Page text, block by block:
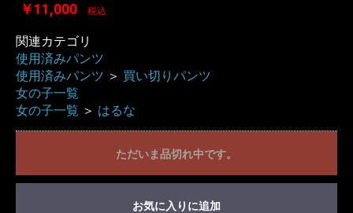
￥11,000 税込
関連カテゴリ
使用済みパンツ
使用済みパンツ ＞ 買い切りパンツ
女の子一覧
女の子一覧 ＞ はるな
ただいま品切れ中です。
お気に入りに追加